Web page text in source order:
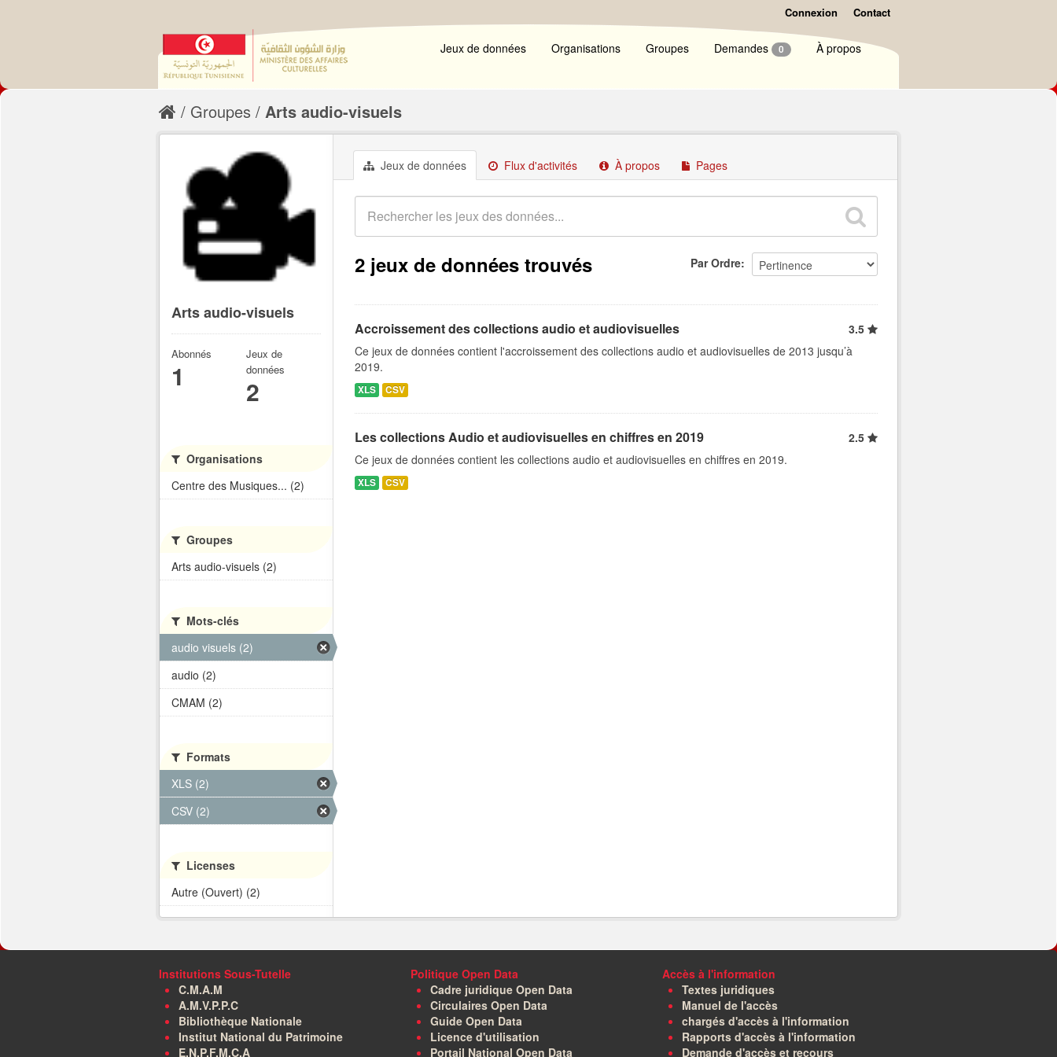
Connexion Contact
Jeux de données Organisations Groupes Demandes 0 À propos
Groupes Arts audio-visuels
Jeux de données Flux d'activités À propos Pages
Par Ordre
2 jeux de données trouvés
Accroissement des collections audio et audiovisuelles
3.5
Ce jeux de données contient l'accroissement des collections audio et audiovisuelles de 2013 jusqu’à
2019.
XLS CSV
Les collections Audio et audiovisuelles en chiffres en 2019
2.5
Ce jeux de données contient les collections audio et audiovisuelles en chiffres en 2019.
XLS CSV
Arts audio-visuels
Abonnés
1
Jeux de
données
2
Organisations
Centre des Musiques... (2)
Groupes
Arts audio-visuels (2)
Mots-clés
audio visuels (2)
audio (2)
CMAM (2)
Formats
XLS (2)
CSV (2)
Licenses
Autre (Ouvert) (2)
Institutions Sous-Tutelle
C.M.A.M
A.M.V.P.P.C
Bibliothèque Nationale
Institut National du Patrimoine
E.N.P.F.M.C.A
Politique Open Data
Cadre juridique Open Data
Circulaires Open Data
Guide Open Data
Licence d'utilisation
Portail National Open Data
Accès à l'information
Textes juridiques
Manuel de l'accès
chargés d'accès à l'information
Rapports d'accès à l'information
Demande d'accès et recours